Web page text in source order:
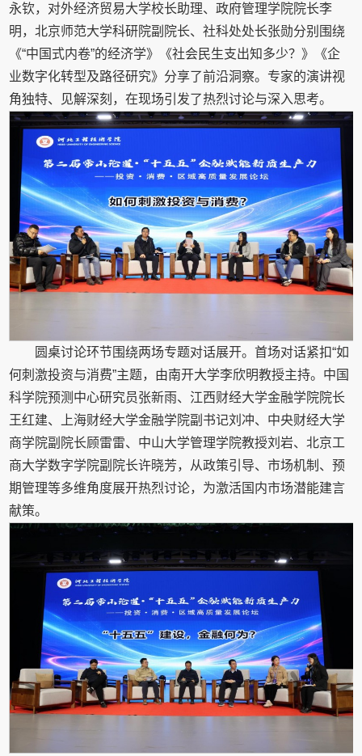
永钦，对外经济贸易大学校长助理、政府管理学院院长李
明，北京师范大学科研院副院长、社科处处长张勋分别围绕
《“中国式内卷”的经济学》《社会民生支出知多少？》《企
业数字化转型及路径研究》分享了前沿洞察。专家的演讲视
角独特、见解深刻，在现场引发了热烈讨论与深入思考。
圆桌讨论环节围绕两场专题对话展开。首场对话紧扣“如
何刺激投资与消费”主题，由南开大学李欣明教授主持。中国
科学院预测中心研究员张新雨、江西财经大学金融学院院长
王红建、上海财经大学金融学院副书记刘冲、中央财经大学
商学院副院长顾雷雷、中山大学管理学院教授刘岩、北京工
商大学数字学院副院长许晓芳，从政策引导、市场机制、预
期管理等多维角度展开热烈讨论，为激活国内市场潜能建言
献策。